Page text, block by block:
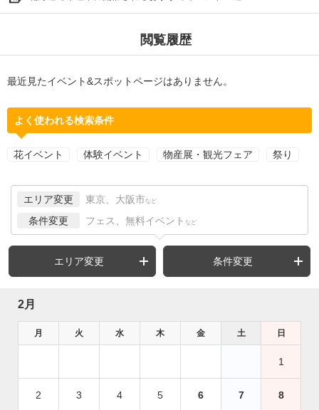
閲覧履歴
最近見たイベント&スポットページはありません。
よく使われる検索条件
花イベント 体験イベント 物産展・観光フェア 祭り
エリア変更 東京、大阪市 など
条件変更 フェス、無料イベント など
エリア変更 条件変更
2月
月 火 水 木 金 土 日
1
2 3 4 5 6 7 8